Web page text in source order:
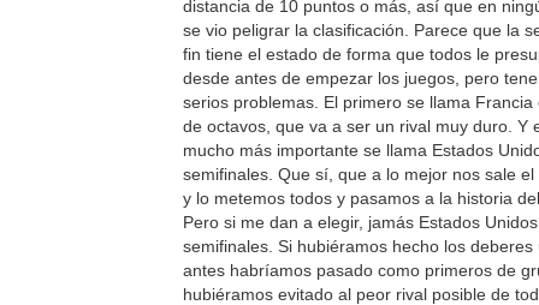
distancia de 10 puntos o más, así que en
se vio peligrar la clasificación. Parece que la
fin tiene el estado de forma que todos le
desde antes de empezar los juegos, pero
serios problemas. El primero se llama Francia
de octavos, que va a ser un rival muy duro. Y
mucho más importante se llama Estados
semifinales. Que sí, que a lo mejor nos sale
y lo metemos todos y pasamos a la historia
Pero si me dan a elegir, jamás Estados
semifinales. Si hubiéramos hecho los deberes
antes habríamos pasado como primeros de
hubiéramos evitado al peor rival posible de